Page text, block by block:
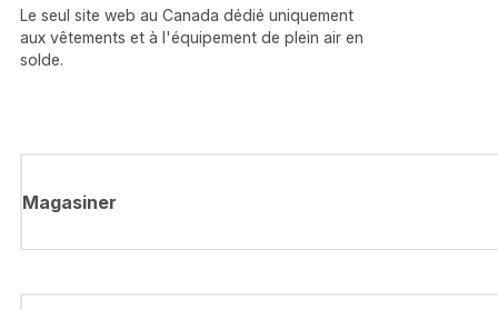
Le seul site web au Canada dédié uniquement
aux vêtements et à l'équipement de plein air en
solde.
Magasiner